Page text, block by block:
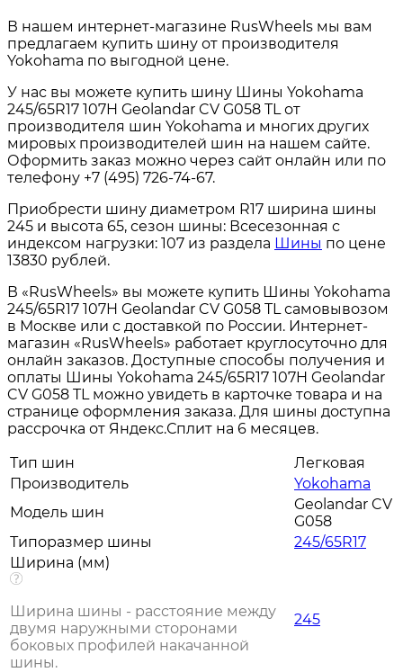
В нашем интернет-магазине RusWheels мы вам
предлагаем купить шину от производителя
Yokohama по выгодной цене.
У нас вы можете купить шину Шины Yokohama
245/65R17 107H Geolandar CV G058 TL от
производителя шин Yokohama и многих других
мировых производителей шин на нашем сайте.
Оформить заказ можно через сайт онлайн или по
телефону +7 (495) 726-74-67.
Приобрести шину диаметром R17 ширина шины
245 и высота 65, сезон шины: Всесезонная с
индексом нагрузки: 107 из раздела Шины по цене
13830 рублей.
В «RusWheels» вы можете купить Шины Yokohama
245/65R17 107H Geolandar CV G058 TL самовывозом
в Москве или с доставкой по России. Интернет-
магазин «RusWheels» работает круглосуточно для
онлайн заказов. Доступные способы получения и
оплаты Шины Yokohama 245/65R17 107H Geolandar
CV G058 TL можно увидеть в карточке товара и на
странице оформления заказа. Для шины доступна
рассрочка от Яндекс.Сплит на 6 месяцев.
Тип шин
Легковая
Производитель
Yokohama
Модель шин
Geolandar CV
G058
Типоразмер шины
245/65R17
Ширина (мм)
Ширина шины - расстояние между
двумя наружными сторонами
боковых профилей накачанной
шины.
245